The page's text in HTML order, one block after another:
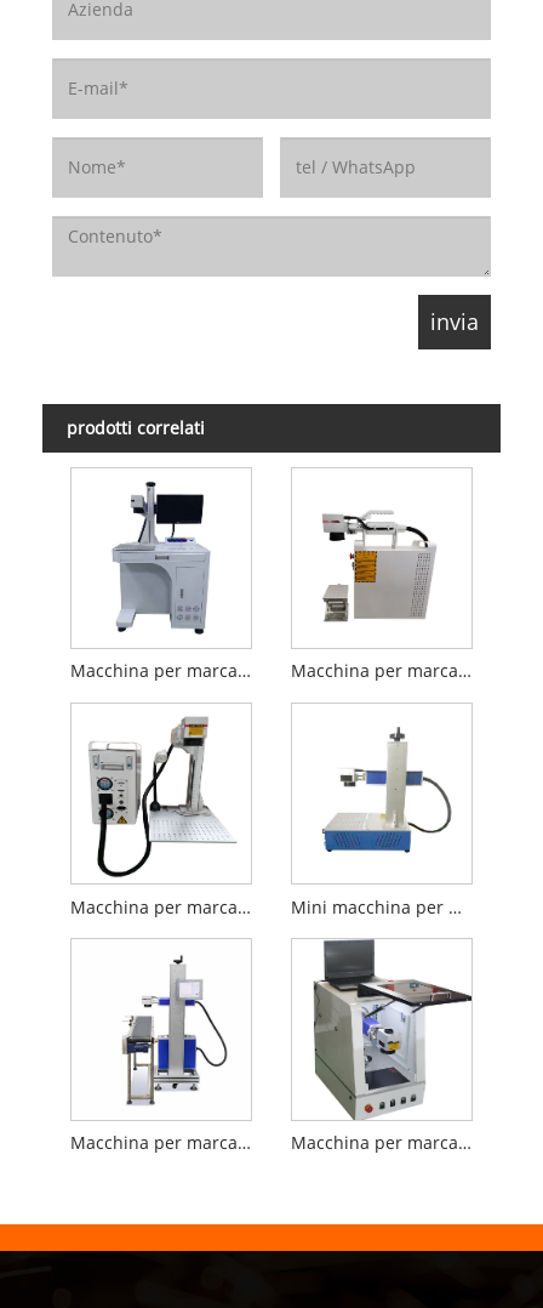
prodotti correlati
Macchina per marcatura laser a fibra da tavolo Macchina per marcatura laser a fibra portatile
Macchina per marcatura laser a fibra portatile Mini Split Mini macchina per marcatura laser a fibra da tavolo
Macchina per marcatura laser Fly per linea di produzione Macchina per marcatura laser a fibra chiusa